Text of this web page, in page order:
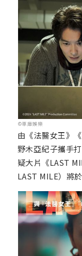
©車庫娛樂
由《法醫女王》
野木亞紀子攜手
疑大片《LAST
LAST MILE）將